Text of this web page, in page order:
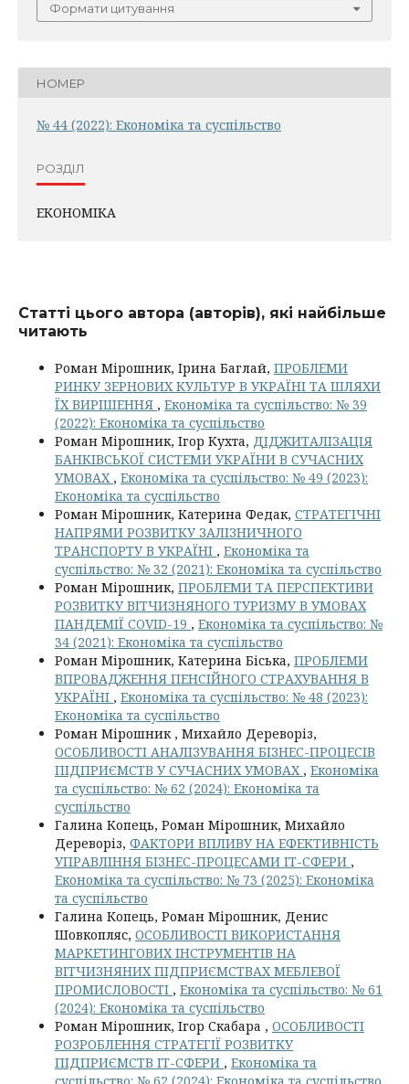
Формати цитування
НОМЕР
№ 44 (2022): Економіка та суспільство
РОЗДІЛ
ЕКОНОМІКА
Статті цього автора (авторів), які найбільше
читають
Роман Мірошник, Ірина Баглай, ПРОБЛЕМИ
РИНКУ ЗЕРНОВИХ КУЛЬТУР В УКРАЇНІ ТА ШЛЯХИ
ЇХ ВИРІШЕННЯ , Економіка та суспільство: № 39
(2022): Економіка та суспільство
Роман Мірошник, Ігор Кухта, ДІДЖИТАЛІЗАЦІЯ
БАНКІВСЬКОЇ СИСТЕМИ УКРАЇНИ В СУЧАСНИХ
УМОВАХ , Економіка та суспільство: № 49 (2023):
Економіка та суспільство
Роман Мірошник, Катерина Федак, СТРАТЕГІЧНІ
НАПРЯМИ РОЗВИТКУ ЗАЛІЗНИЧНОГО
ТРАНСПОРТУ В УКРАЇНІ , Економіка та
суспільство: № 32 (2021): Економіка та суспільство
Роман Мірошник, ПРОБЛЕМИ ТА ПЕРСПЕКТИВИ
РОЗВИТКУ ВІТЧИЗНЯНОГО ТУРИЗМУ В УМОВАХ
ПАНДЕМІЇ COVID-19 , Економіка та суспільство: №
34 (2021): Економіка та суспільство
Роман Мірошник, Катерина Біська, ПРОБЛЕМИ
ВПРОВАДЖЕННЯ ПЕНСІЙНОГО СТРАХУВАННЯ В
УКРАЇНІ , Економіка та суспільство: № 48 (2023):
Економіка та суспільство
Роман Мірошник , Михайло Дереворіз,
ОСОБЛИВОСТІ АНАЛІЗУВАННЯ БІЗНЕС-ПРОЦЕСІВ
ПІДПРИЄМСТВ У СУЧАСНИХ УМОВАХ , Економіка
та суспільство: № 62 (2024): Економіка та
суспільство
Галина Копець, Роман Мірошник, Михайло
Дереворіз, ФАКТОРИ ВПЛИВУ НА ЕФЕКТИВНІСТЬ
УПРАВЛІННЯ БІЗНЕС-ПРОЦЕСАМИ ІТ-СФЕРИ ,
Економіка та суспільство: № 73 (2025): Економіка
та суспільство
Галина Копець, Роман Мірошник, Денис
Шовкопляс, ОСОБЛИВОСТІ ВИКОРИСТАННЯ
МАРКЕТИНГОВИХ ІНСТРУМЕНТІВ НА
ВІТЧИЗНЯНИХ ПІДПРИЄМСТВАХ МЕБЛЕВОЇ
ПРОМИСЛОВОСТІ , Економіка та суспільство: № 61
(2024): Економіка та суспільство
Роман Мірошник, Ігор Скабара , ОСОБЛИВОСТІ
РОЗРОБЛЕННЯ СТРАТЕГІЇ РОЗВИТКУ
ПІДПРИЄМСТВ ІТ-СФЕРИ , Економіка та